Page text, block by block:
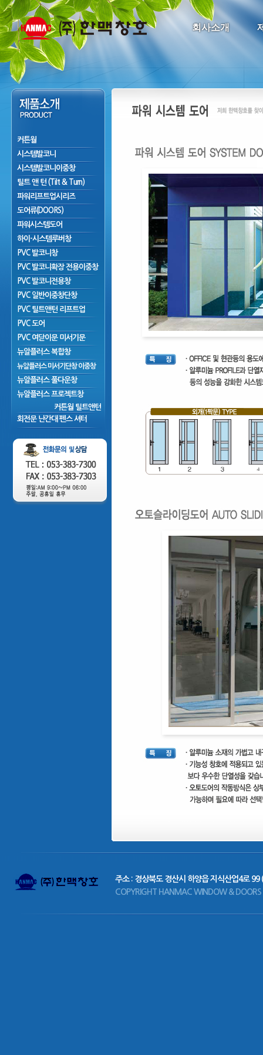
커튼월
시스템발코니
시스템발코니이중창
틸트 앤 턴 (Tilt & Turn)
파워리프트업시리즈
도어류(DOORS)
파워시스템도어
하이-시스템루버창
PVC 발코니창
PVC 발코니확장 전용이중창
PVC 발코니전용창
PVC 일반이중창단창
PVC 틸트앤턴 리프트업
PVC 도어
PVC 여닫이문 미서기문
뉴알플러스 복합창
뉴알플러스 미서기단창 이중창
뉴알플러스 풀다운창
뉴알플러스 프로젝트창
커튼월 틸트앤턴
회전문 난간대 펜스 셔터
주소 : 경상북도 경산시 하양읍 지식산업4로 99
COPYRIGHT HANMAC WINDOW & DOORS
회사소개